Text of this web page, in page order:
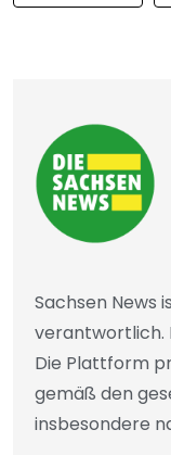
Sachsen News
verantwortlich.
Die Plattform
gemäß den
insbesondere